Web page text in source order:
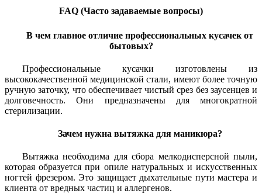
FAQ (Часто задаваемые вопросы)
В чем главное отличие профессиональных кусачек от
бытовых?
Профессиональные кусачки изготовлены из
высококачественной медицинской стали, имеют более точную
ручную заточку, что обеспечивает чистый срез без заусенцев и
долговечность. Они предназначены для многократной
стерилизации.
Зачем нужна вытяжка для маникюра?
Вытяжка необходима для сбора мелкодисперсной пыли,
которая образуется при опиле натуральных и искусственных
ногтей фрезером. Это защищает дыхательные пути мастера и
клиента от вредных частиц и аллергенов.